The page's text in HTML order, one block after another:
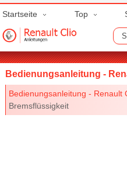
Startseite Top
Bedienungsanleitung -
Bedienungsanleitung - Renault
Bremsflüssigkeit